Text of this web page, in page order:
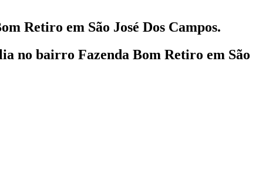
Retiro em São José Dos Campos.
no bairro Fazenda Bom Retiro em São